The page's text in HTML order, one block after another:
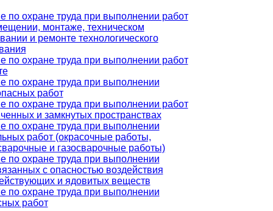
по охране труда при выполнении работ
монтаже, техническом
и ремонте технологического
по охране труда при выполнении работ
по охране труда при выполнении
работ
по охране труда при выполнении работ
и замкнутых пространствах
по охране труда при выполнении
работ (окрасочные работы,
и газосварочные работы)
по охране труда при выполнении
с опасностью воздействия
и ядовитых веществ
по охране труда при выполнении
работ